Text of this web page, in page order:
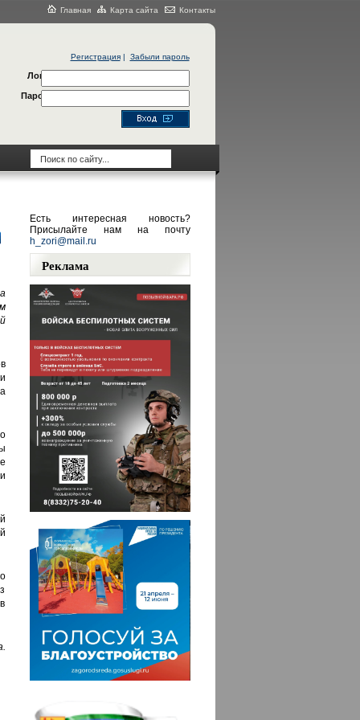
Главная Карта сайта Контакты
Регистрация| Забыли пароль
Логин
Пароль
Есть интересная новость?
Присылайте нам на почту
h_zori@mail.ru
Реклама